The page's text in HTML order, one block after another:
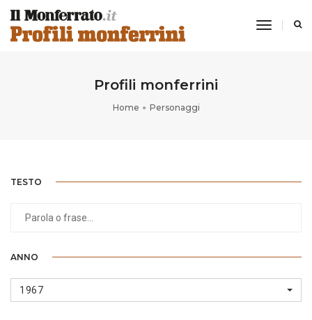
toggle
Profili monferrini
Home Personaggi
TESTO
ANNO
1967